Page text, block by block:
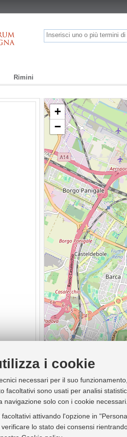
i cookie
necessari per il suo
facoltativi sono usati per analisi
solo con i cookie necessari.
attivando l'opzione in
lo stato dei consensi
Rimini
+
−